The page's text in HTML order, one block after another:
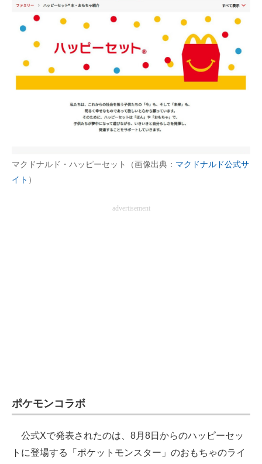
好きが集まる 比べて選べる
ビジネスと働き方のヒント
AI活用のいまが分かる
経営リーダーのコミュニティ
マーケ×ITの今がよく分かる
企業向けIT製品の総合サイト
マクドナルド・ハッピーセット（画像出典： マクドナルド公式サ
イト ）
advertisement
ポケモンコラボ
公式Xで発表されたのは、8月8日からのハッピーセッ
トに登場する「ポケットモンスター」のおもちゃのライ